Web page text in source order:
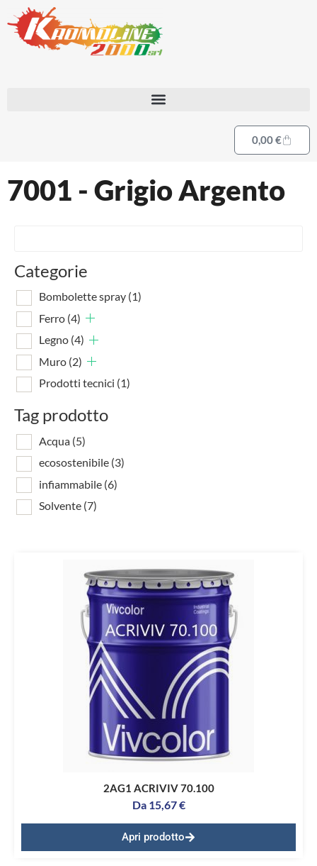
0,00€
7001 - Grigio Argento
Categorie
Bombolette spray (1)
Ferro (4)
Legno (4)
Muro (2)
Prodotti tecnici (1)
Tag prodotto
Acqua (5)
ecosostenibile (3)
infiammabile (6)
Solvente (7)
2AG1 ACRIVIV 70.100
Da 15,67€
Apri prodotto